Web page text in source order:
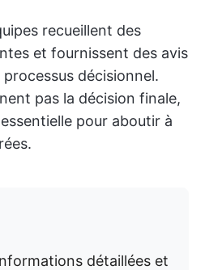
recueillent des
et fournissent des avis
décisionnel.
pas la décision finale,
pour aboutir à
détaillées et